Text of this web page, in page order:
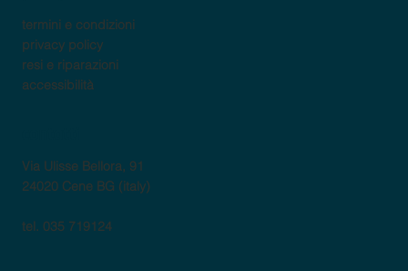
termini e condizioni
privacy policy
resi e riparazioni
accessibilità
Via Ulisse Bellora, 91
24020 Cene BG (italy)
tel. 035 719124